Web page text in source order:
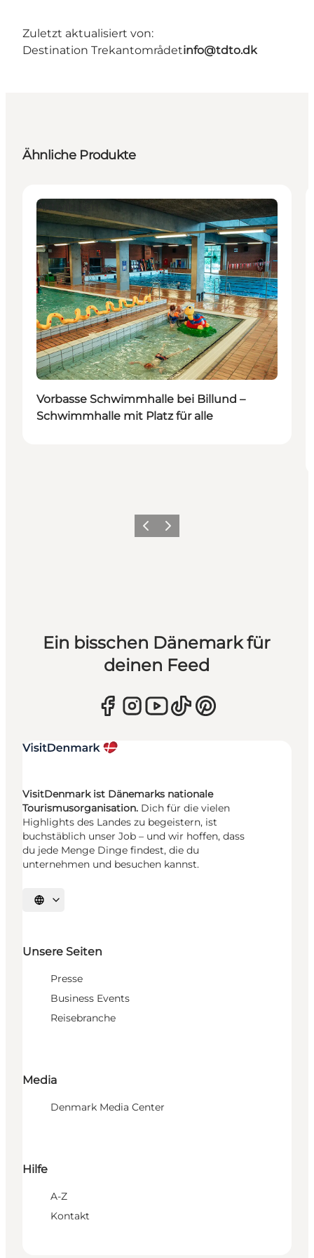
Zuletzt aktualisiert von:
Destination Trekantområdetinfo@tdto.dk
Ähnliche Produkte
Aktivitäten
Vorbasse Schwimmhalle bei Billund –
Schwimmhalle mit Platz für alle
ZurückWeiter
Ein bisschen Dänemark für
deinen Feed
VisitDenmark ist Dänemarks nationale
Tourismusorganisation. Dich für die vielen
Highlights des Landes zu begeistern, ist
buchstäblich unser Job – und wir hoffen, dass
du jede Menge Dinge findest, die du
unternehmen und besuchen kannst.
Sprache auswählen
Unsere Seiten
Presse
Business Events
Reisebranche
Media
Denmark Media Center
Hilfe
A-Z
Kontakt